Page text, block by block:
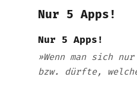
Nur 5 Apps!
Nur 5 Apps!
»Wenn man sich
bzw. dürfte,